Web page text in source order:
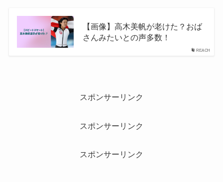
REACH
【画像】高木美帆が老けた？おば
さんみたいとの声多数！
スポンサーリンク
スポンサーリンク
スポンサーリンク